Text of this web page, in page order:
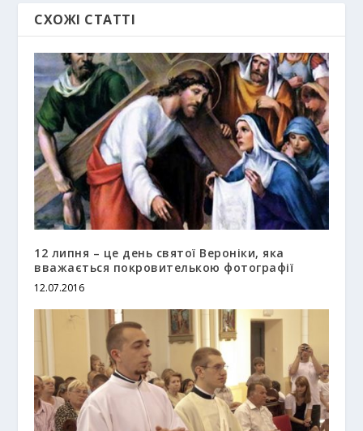
СХОЖІ СТАТТІ
12 липня – це день святої Вероніки, яка
вважається покровителькою фотографії
12.07.2016